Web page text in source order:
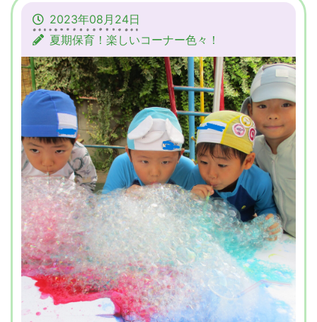
2023年08月24日
夏期保育！楽しいコーナー色々！